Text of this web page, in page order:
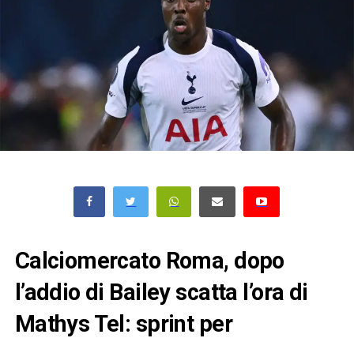
Calciomercato Roma, dopo
l’addio di Bailey scatta l’ora di
Mathys Tel: sprint per